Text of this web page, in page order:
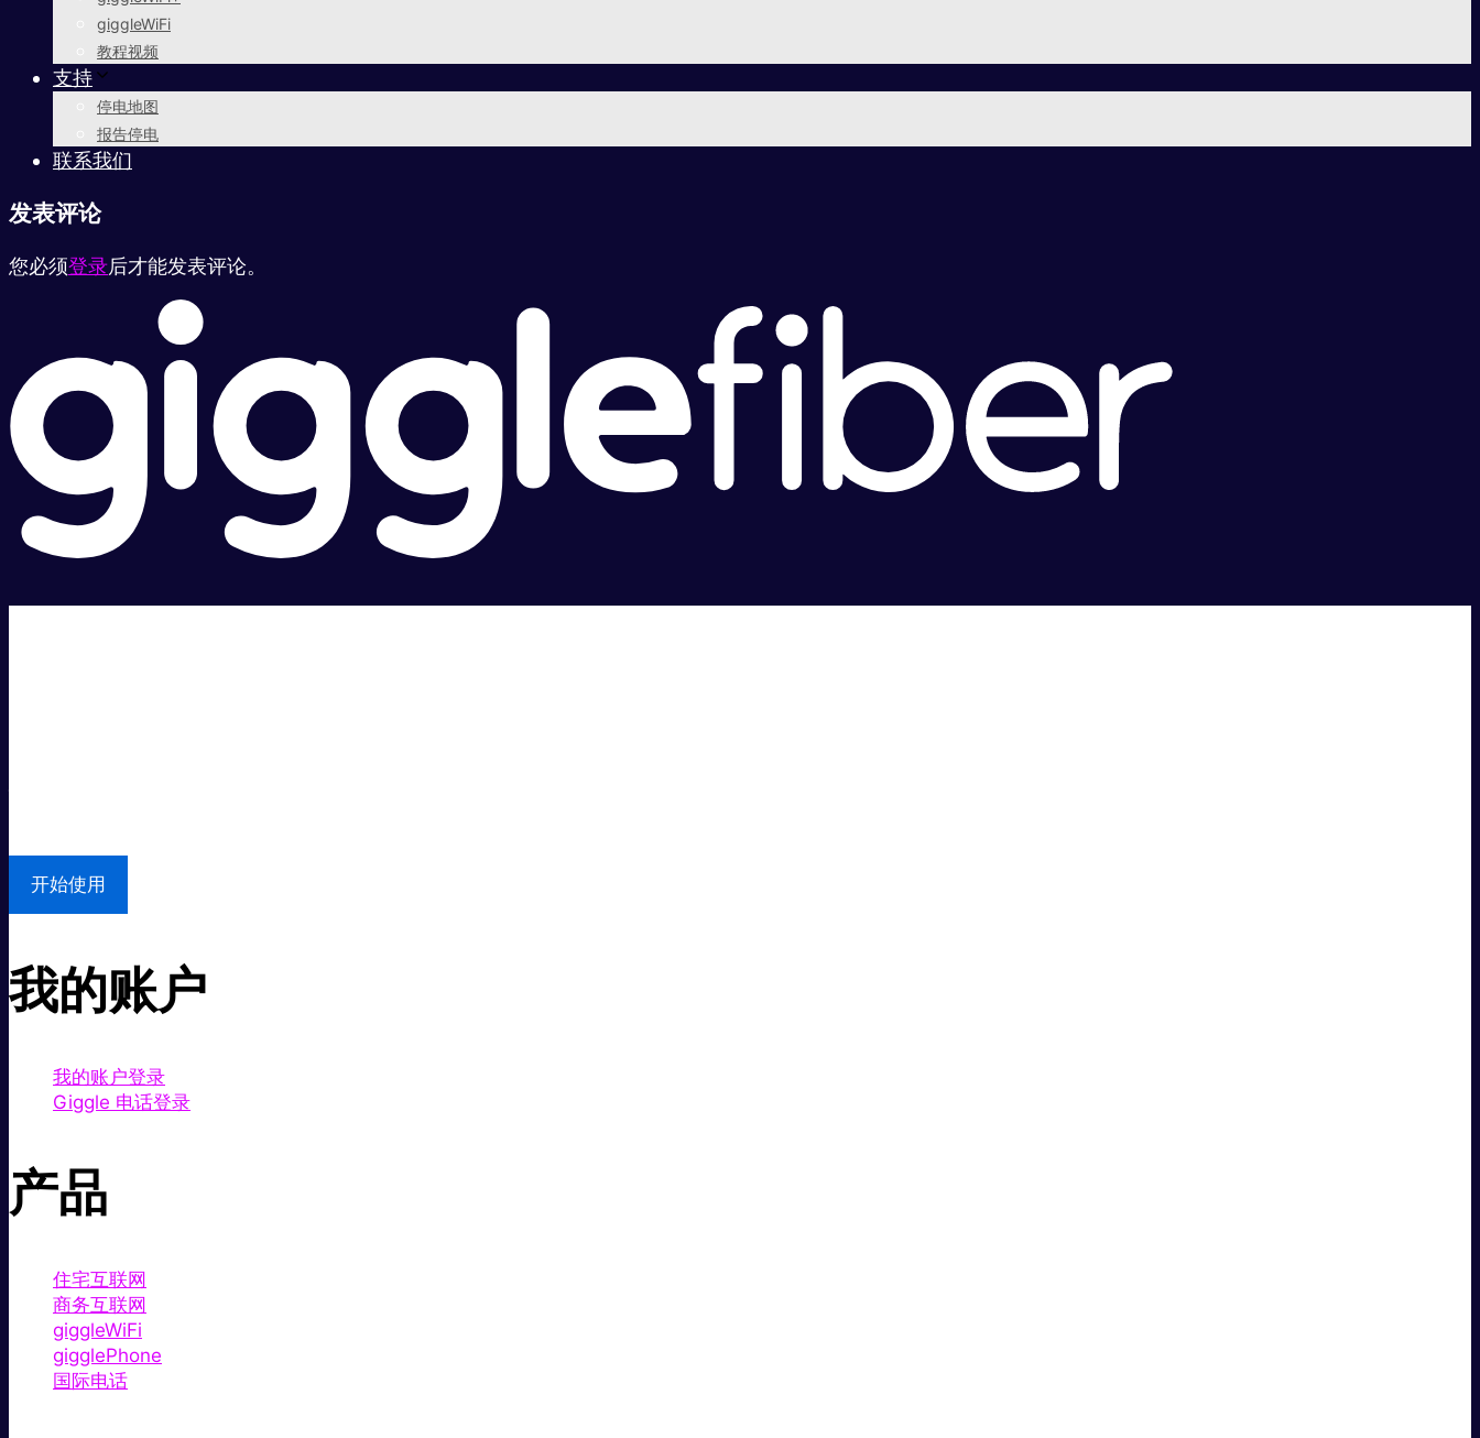
giggleWiFi
教程视频
支持
停电地图
报告停电
联系我们
发表评论
您必须登录后才能发表评论。
开始使用
我的账户
我的账户登录
Giggle 电话登录
产品
住宅互联网
商务互联网
giggleWiFi
gigglePhone
国际电话